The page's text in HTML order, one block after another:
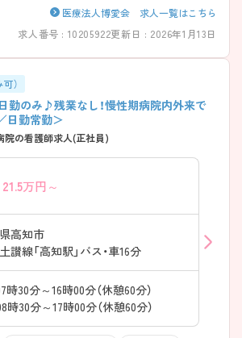
医療法人博愛会 求人一覧はこちら
求人番号 : 10205922更新日 : 2026年1月13日
）
日勤のみ♪残業なし！慢性期病院内外来で
日勤常勤＞
院の看護師求人(正社員)
21.5万円～
高知市
讃線「高知駅」バス・車16分
時30分～16時00分（休憩60分）
時30分～17時00分（休憩60分）